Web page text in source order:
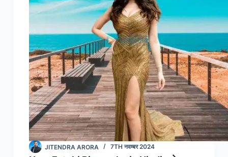
जीवनी
(बायोग्राफी)
JITENDRA ARORA 7TH नवम्बर 2024